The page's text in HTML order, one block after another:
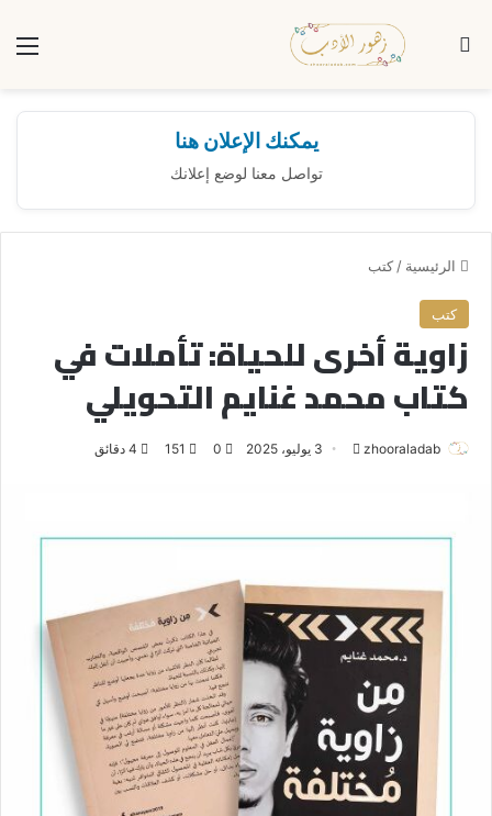
بحث عن
يمكنك الإعلان هنا
تواصل معنا لوضع إعلانك
الرئيسية /كتب
كتب
زاوية أخرى للحياة: تأملات في
كتاب محمد غنايم التحويلي
zhooraladab
ي
د
ا
ك
ت
ر
3 يوليو، 2025 0
151